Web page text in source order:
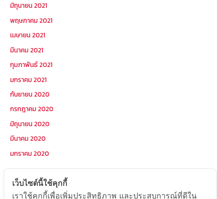
มิถุนายน 2021
พฤษภาคม 2021
เมษายน 2021
มีนาคม 2021
กุมภาพันธ์ 2021
มกราคม 2021
กันยายน 2020
กรกฎาคม 2020
มิถุนายน 2020
มีนาคม 2020
มกราคม 2020
หมวดหมู่
เว็บไซต์นี้ใช้คุกกี้
เราใช้คุกกี้เพื่อเพิ่มประสิทธิภาพ และประสบการณ์ที่ดีใน